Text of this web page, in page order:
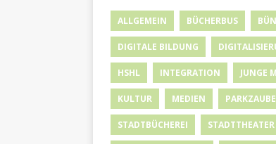
ALLGEMEIN BÜCHERBUS
DIGITALE BILDUNG
HSHL INTEGRATION JUNGE
KULTUR MEDIEN
STADTBÜCHEREI STADTTHEATER